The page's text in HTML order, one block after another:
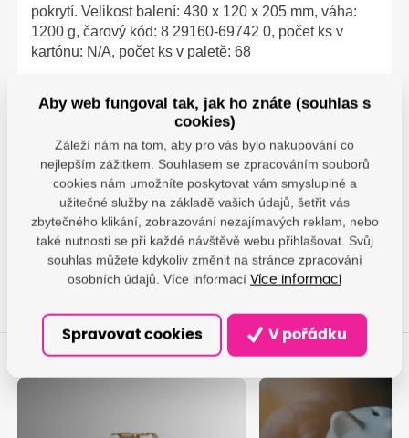
pokrytí. Velikost balení: 430 x 120 x 205 mm, váha:
1200 g, čarový kód: 8 29160-69742 0, počet ks v
kartónu: N/A, počet ks v paletě: 68
Parametry
Výrobce
HP - HP Netherlands
BV; Krijgsman 75, 1186
DR Amstelveen, NL;
hp@hp.com
Aby web fungoval tak, jak ho znáte (souhlas s
cookies)
Záleží nám na tom, aby pro vás bylo nakupování co
nejlepším zážitkem. Souhlasem se zpracováním souborů
cookies nám umožníte poskytovat vám smysluplné a
užitečné služby na základě vašich údajů, šetřit vás
zbytečného klikání, zobrazování nezajímavých reklam, nebo
také nutnosti se při každé návštěvě webu přihlašovat. Svůj
souhlas můžete kdykoliv změnit na stránce zpracování
osobních údajů. Více informací Více informací
Spravovat cookies V pořádku